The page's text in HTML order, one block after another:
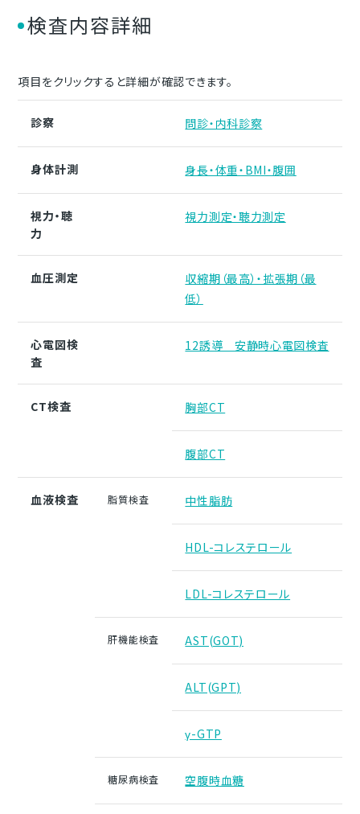
検査内容詳細
項目をクリックすると詳細が確認できます。
診察 問診・内科診察
身体計測 身長・体重・BMI・腹囲
視力・聴
力
視力測定・聴力測定
血圧測定
収縮期（最高）・拡張期（最
低）
心電図検
査
12誘導 安静時心電図検査
CT検査 胸部CT
腹部CT
血液検査 脂質検査 中性脂肪
HDL-コレステロール
LDL-コレステロール
肝機能検査 AST(GOT)
ALT(GPT)
γ-GTP
糖尿病検査 空腹時血糖